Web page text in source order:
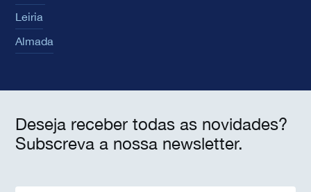
Leiria
Almada
Deseja receber todas as novidades?
Subscreva a nossa newsletter.